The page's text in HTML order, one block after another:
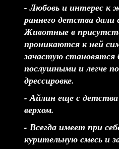
- Любовь и интерес к
раннего детства дали
Животные в
проникаются к ней
зачастую становятся
послушными и легче
дрессировке.
- Айлин еще с
верхом.
- Всегда имеет при
курительную смесь и